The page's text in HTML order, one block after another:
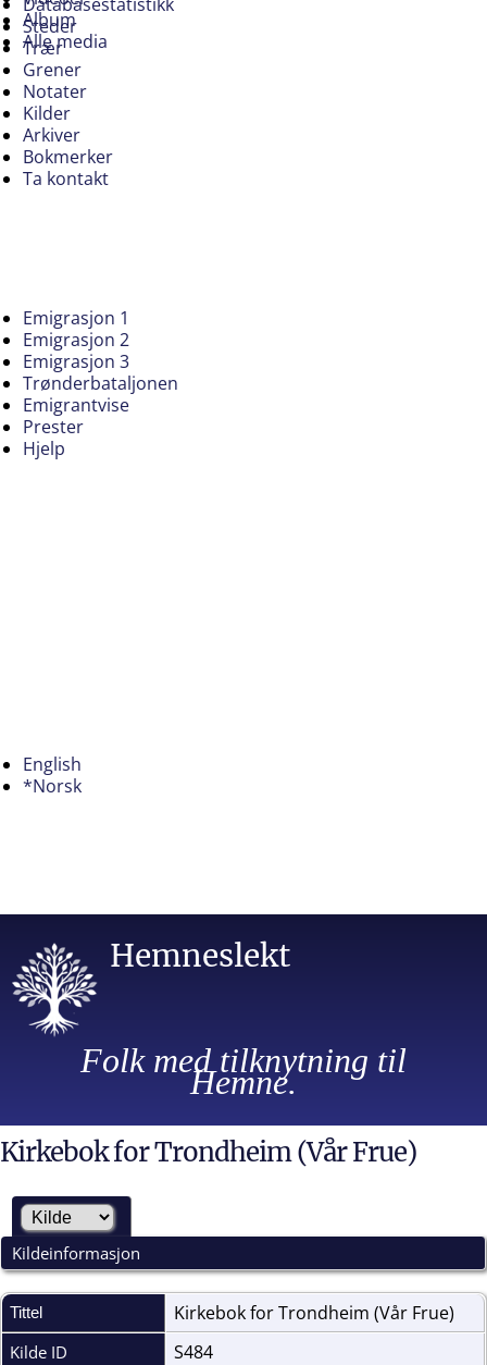
Album
Alle media
Steder
Trær
Grener
Notater
Kilder
Arkiver
Bokmerker
Ta kontakt
Emigrasjon 1
Emigrasjon 2
Emigrasjon 3
Trønderbataljonen
Emigrantvise
Prester
Hjelp
English
*Norsk
Hemneslekt
Folk med tilknytning til
Hemne.
Kirkebok for Trondheim (Vår Frue)
Kildeinformasjon
Tittel Kirkebok for Trondheim (Vår Frue)
Kilde ID S484